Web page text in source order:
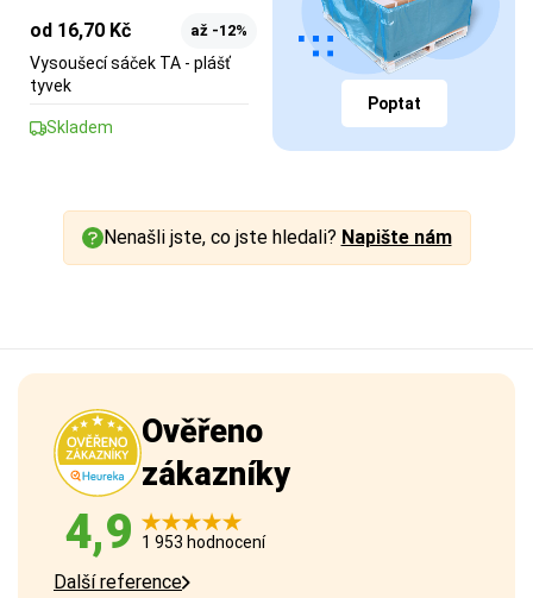
od 16,70 Kč až -12%
Vysoušecí sáček TA - plášť
tyvek
Skladem
Poptat
Nenašli jste, co jste hledali? Napište nám
Ověřeno
zákazníky
4,9 1 953 hodnocení
Další reference